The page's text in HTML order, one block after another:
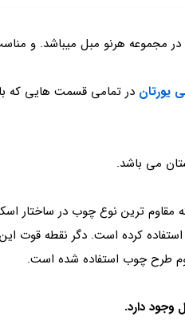
در مجموعه هرنو مبل میباشد. و
یورتان در تمامی قسمت هایی که
می باشد.
ترین نوع چوب در ساختار
کرده است. دگر نقطه قوت این
طرح چوب استفاده شده است.
دارد.